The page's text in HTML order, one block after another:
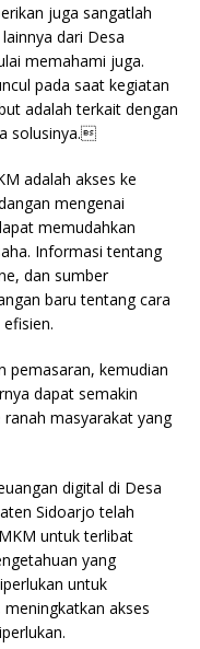
juga sangatlah
dari Desa
memahami juga.
pada saat kegiatan
adalah terkait dengan
solusinya.
adalah akses ke
mengenai
memudahkan
Informasi tentang
dan sumber
baru tentang cara
pemasaran, kemudian
dapat semakin
masyarakat yang
digital di Desa
Sidoarjo telah
untuk terlibat
yang
untuk
akses